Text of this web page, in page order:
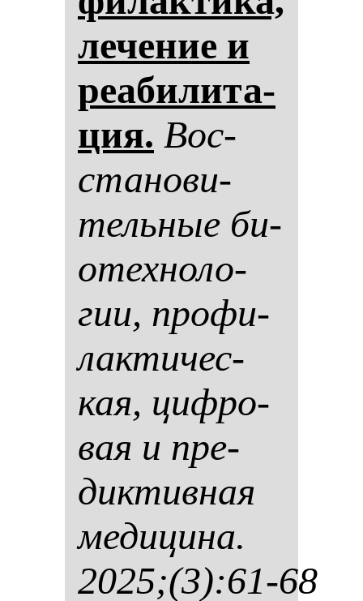
ле­че­ние и
ре­аби­ли­та­
ция. Вос­
ста­но­ви­
тель­ные би­
отех­но­ло­
гии, про­фи­
лак­ти­чес­
кая, циф­ро­
вая и пре­
дик­тив­ная
ме­ди­ци­на.
2025;(3):61-68